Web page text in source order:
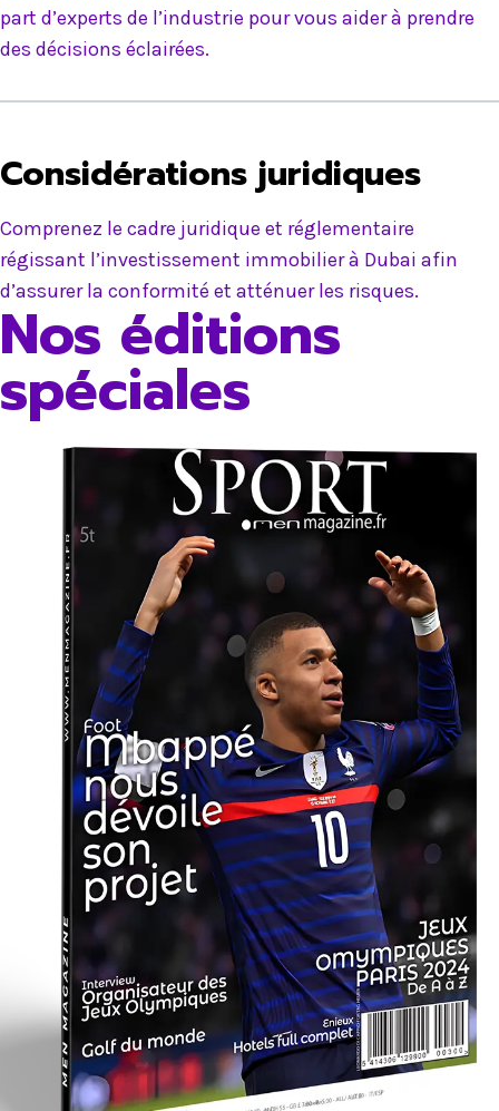
part d’experts de l’industrie pour vous aider à prendre
des décisions éclairées.
Considérations juridiques
Comprenez le cadre juridique et réglementaire
régissant l’investissement immobilier à Dubai afin
d’assurer la conformité et atténuer les risques.
Nos éditions
spéciales